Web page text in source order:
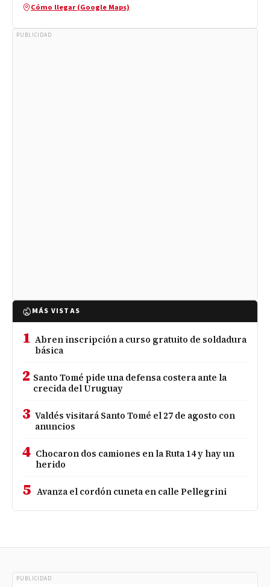
Cómo llegar (Google Maps)
PUBLICIDAD
MÁS VISTAS
1 Abren inscripción a curso gratuito de soldadura
básica
2 Santo Tomé pide una defensa costera ante la
crecida del Uruguay
3 Valdés visitará Santo Tomé el 27 de agosto con
anuncios
4 Chocaron dos camiones en la Ruta 14 y hay un
herido
5 Avanza el cordón cuneta en calle Pellegrini
PUBLICIDAD